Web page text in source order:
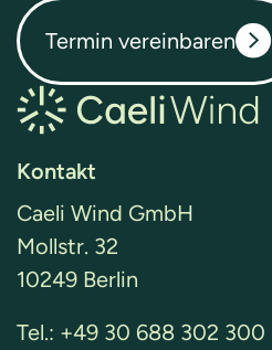
Termin vereinbaren
Kontakt
Caeli Wind GmbH
Mollstr. 32
10249 Berlin
Tel.: +49 30 688 302 300